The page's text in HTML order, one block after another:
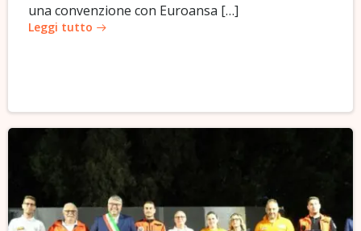
una convenzione con Euroansa […]
Leggi tutto